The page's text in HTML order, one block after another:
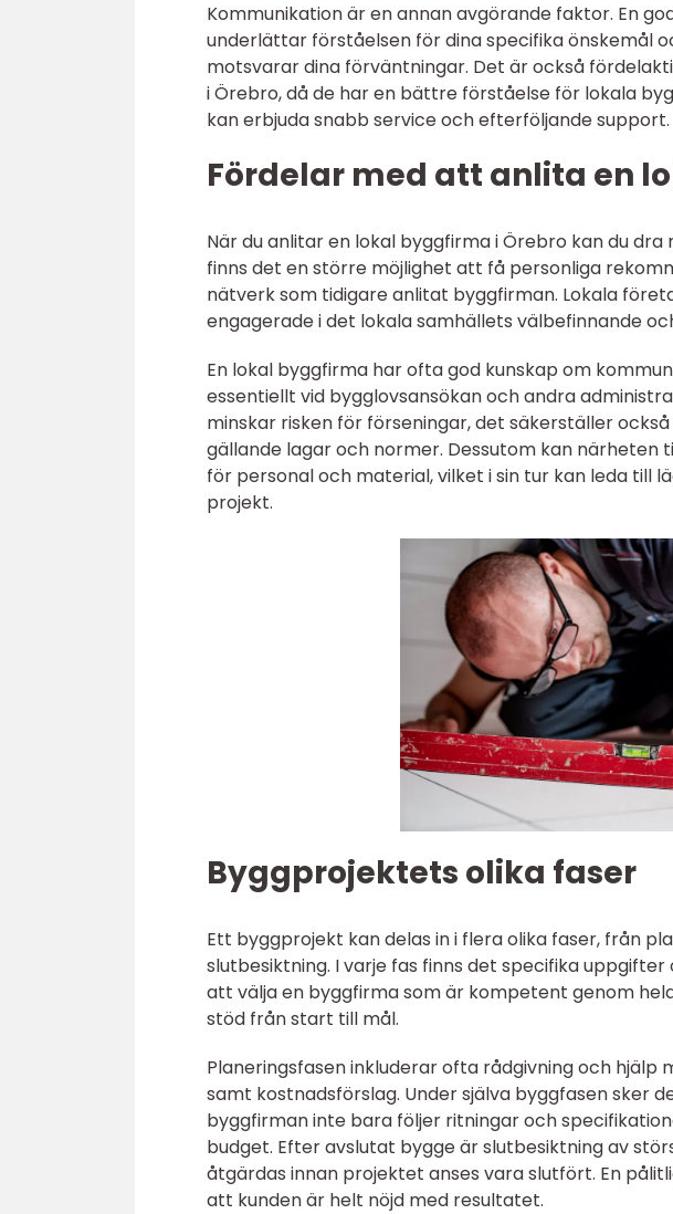
Kommunikation är en annan avgörande faktor. En
underlättar förståelsen för dina specifika önskemål
motsvarar dina förväntningar. Det är också
i Örebro, då de har en bättre förståelse för lokala
kan erbjuda snabb service och efterföljande support.
Fördelar med att anlita en
När du anlitar en lokal byggfirma i Örebro kan du
finns det en större möjlighet att få personliga
nätverk som tidigare anlitat byggfirman. Lokala
engagerade i det lokala samhällets välbefinnande
En lokal byggfirma har ofta god kunskap om
essentiellt vid bygglovsansökan och andra
minskar risken för förseningar, det säkerställer
gällande lagar och normer. Dessutom kan
för personal och material, vilket i sin tur kan leda till
projekt.
Byggprojektets olika faser
Ett byggprojekt kan delas in i flera olika faser, från
slutbesiktning. I varje fas finns det specifika
att välja en byggfirma som är kompetent genom
stöd från start till mål.
Planeringsfasen inkluderar ofta rådgivning och
samt kostnadsförslag. Under själva byggfasen sker
byggfirman inte bara följer ritningar och
budget. Efter avslutat bygge är slutbesiktning av
åtgärdas innan projektet anses vara slutfört. En
att kunden är helt nöjd med resultatet.